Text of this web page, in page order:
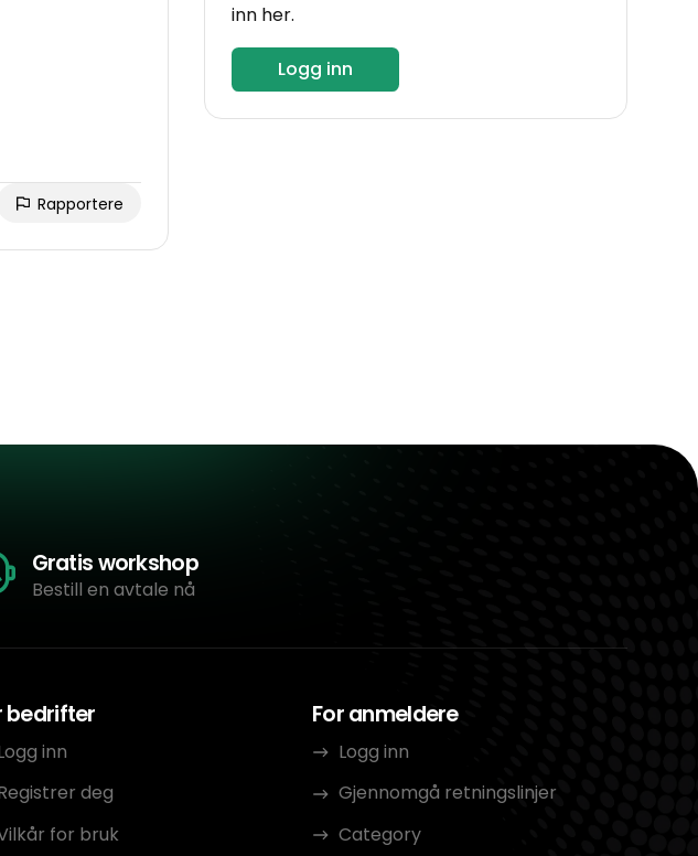
Rapportere
inn her.
Logg inn
Gratis workshop
Bestill en avtale nå
bedrifter
inn
deg
for bruk
For anmeldere
Logg inn
Gjennomgå retningslinjer
Category